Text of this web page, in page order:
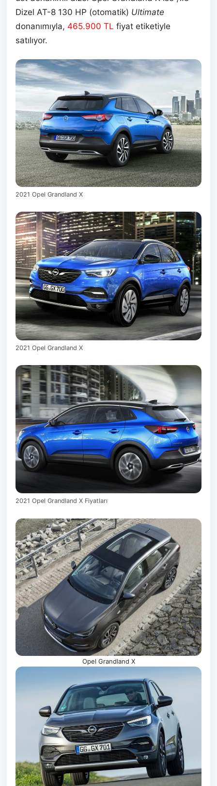
Dizel AT-8 130 HP (otomatik) Ultimate
donanımıyla, 465.900 TL fiyat etiketiyle
satılıyor.
2021 Opel Grandland X
2021 Opel Grandland X
2021 Opel Grandland X Fiyatları
Opel Grandland X